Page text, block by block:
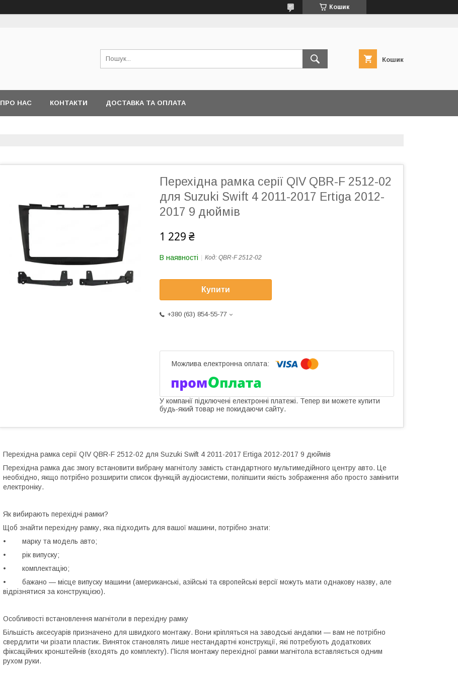
Кошик
Кошик
ПРО НАС КОНТАКТИ ДОСТАВКА ТА ОПЛАТА
Перехідна рамка серії QIV QBR-F 2512-02
для Suzuki Swift 4 2011-2017 Ertiga 2012-
2017 9 дюймів
1 229 ₴
В наявності Код: QBR-F 2512-02
Купити
+380 (63) 854-55-77
У компанії підключені електронні платежі. Тепер ви можете купити
будь-який товар не покидаючи сайту.
Перехідна рамка серії QIV QBR-F 2512-02 для Suzuki Swift 4 2011-2017 Ertiga 2012-2017 9 дюймів
Перехідна рамка дає змогу встановити вибрану магнітолу замість стандартного мультимедійного центру авто. Це
необхідно, якщо потрібно розширити список функцій аудіосистеми, поліпшити якість зображення або просто замінити
електроніку.
Як вибирають перехідні рамки?
Щоб знайти перехідну рамку, яка підходить для вашої машини, потрібно знати:
• марку та модель авто;
• рік випуску;
• комплектацію;
• бажано — місце випуску машини (американські, азійські та європейські версії можуть мати однакову назву, але
відрізнятися за конструкцією).
Особливості встановлення магнітоли в перехідну рамку
Більшість аксесуарів призначено для швидкого монтажу. Вони кріпляться на заводські андапки — вам не потрібно
свердлити чи різати пластик. Виняток становлять лише нестандартні конструкції, які потребують додаткових
фіксаційних кронштейнів (входять до комплекту). Після монтажу перехідної рамки магнітола вставляється одним
рухом руки.